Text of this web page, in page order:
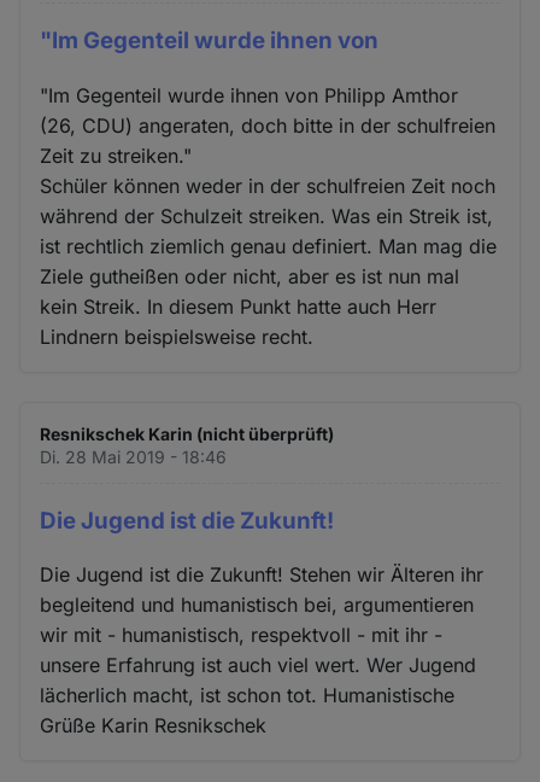
"Im Gegenteil wurde ihnen von
"Im Gegenteil wurde ihnen von Philipp Amthor
(26, CDU) angeraten, doch bitte in der schulfreien
Zeit zu streiken."
Schüler können weder in der schulfreien Zeit noch
während der Schulzeit streiken. Was ein Streik ist,
ist rechtlich ziemlich genau definiert. Man mag die
Ziele gutheißen oder nicht, aber es ist nun mal
kein Streik. In diesem Punkt hatte auch Herr
Lindnern beispielsweise recht.
Resnikschek Karin (nicht überprüft)
Di. 28 Mai 2019 - 18:46
Die Jugend ist die Zukunft!
Die Jugend ist die Zukunft! Stehen wir Älteren ihr
begleitend und humanistisch bei, argumentieren
wir mit - humanistisch, respektvoll - mit ihr -
unsere Erfahrung ist auch viel wert. Wer Jugend
lächerlich macht, ist schon tot. Humanistische
Grüße Karin Resnikschek